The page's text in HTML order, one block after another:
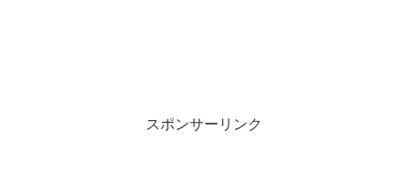
スポンサーリンク